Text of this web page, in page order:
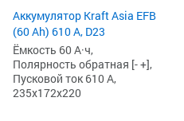
Аккумулятор Kraft Asia EFB
(60 Ah) 610 А, D23
Ёмкость 60 А·ч,
Полярность обратная [- +],
Пусковой ток 610 А,
235x172x220